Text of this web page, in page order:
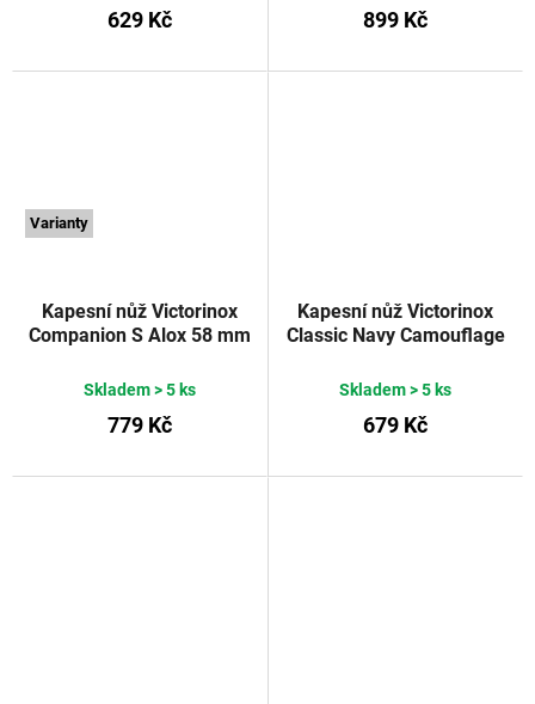
629 Kč 899 Kč
Varianty
Kapesní nůž Victorinox
Companion S Alox 58 mm
Skladem> 5 ks
779 Kč
Kapesní nůž Victorinox
Classic Navy Camouflage
Skladem> 5 ks
679 Kč